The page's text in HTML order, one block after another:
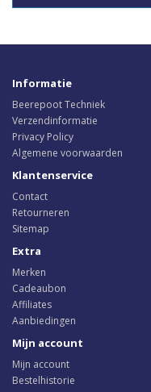
Informatie
Beerepoot Techniek
Verzendinformatie
Privacy Policy
Algemene voorwaarden
Klantenservice
Contact
Retourneren
Sitemap
Extra
Merken
Cadeaubon
Affiliates
Aanbiedingen
Mijn account
Mijn account
Bestelhistorie